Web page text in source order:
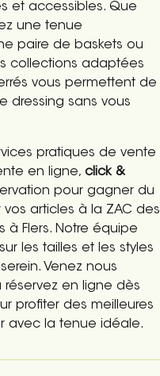
et accessibles. Que
une tenue
paire de baskets ou
collections adaptées
vous permettent de
dressing sans vous
pratiques de vente
en ligne, click &
pour gagner du
vos articles à la ZAC des
à Flers. Notre équipe
les tailles et les styles
Venez nous
réservez en ligne dès
profiter des meilleures
avec la tenue idéale.